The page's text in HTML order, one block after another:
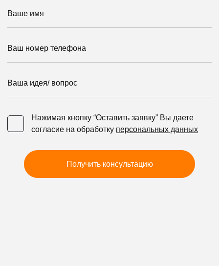
Ваше имя
Ваш номер телефона
Ваша идея/ вопрос
Нажимая кнопку “Оставить заявку” Вы даете
Нажимая кнопку “Оставить заявку” Вы даете
согласие на обработку персональных данных
Получить консультацию